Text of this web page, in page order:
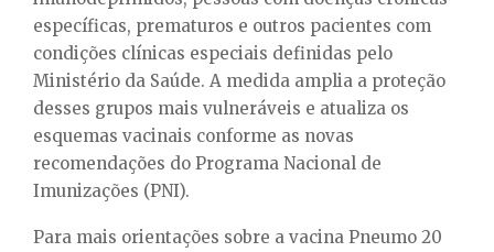
específicas, prematuros e outros pacientes com
condições clínicas especiais definidas pelo
Ministério da Saúde. A medida amplia a proteção
desses grupos mais vulneráveis e atualiza os
esquemas vacinais conforme as novas
recomendações do Programa Nacional de
Imunizações (PNI).
Para mais orientações sobre a vacina Pneumo 20